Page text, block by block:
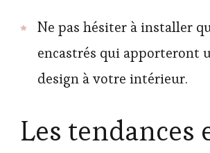
Ne pas hésiter à installer
encastrés qui apporteront
design à votre intérieur.
Les tendances